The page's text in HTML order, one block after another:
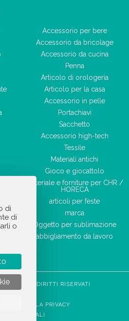
Accessorio per bere
Accessorio da bricolage
Accessorio da cucina
Penna
Articolo di orologeria
Articolo per la casa
Accessorio in pelle
Portachiavi
Sacchetto
Accessorio high-tech
Tessile
Materiali antichi
Gioco e giocattolo
Materiale e forniture per CHR /
HORECA
articoli per feste
marca
Oggetto per sublimazione
abbigliamento da lavoro
- TUTTI I DIRITTI RISERVATI
SULLA PRIVACY
NOTE LEGALI
di
di
o